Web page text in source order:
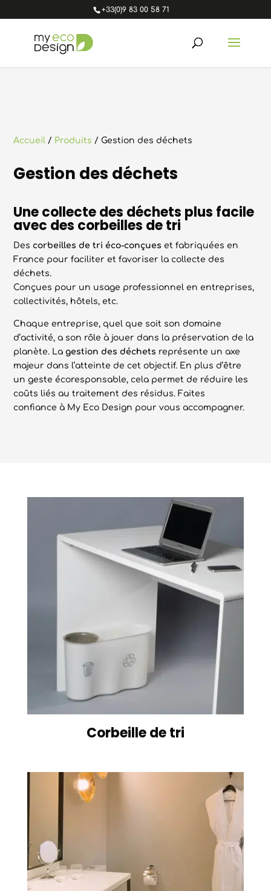
+33(0)9 83 00 58 71
Accueil / Produits / Gestion des déchets
Gestion des déchets
Une collecte des déchets plus facile
avec des corbeilles de tri
Des corbeilles de tri éco-conçues et fabriquées en
France pour faciliter et favoriser la collecte des
déchets.
Conçues pour un usage professionnel en entreprises,
collectivités, hôtels, etc.
Chaque entreprise, quel que soit son domaine
d’activité, a son rôle à jouer dans la préservation de la
planète. La gestion des déchets représente un axe
majeur dans l’atteinte de cet objectif. En plus d’être
un geste écoresponsable, cela permet de réduire les
coûts liés au traitement des résidus. Faites
confiance à My Eco Design pour vous accompagner.
Corbeille de tri